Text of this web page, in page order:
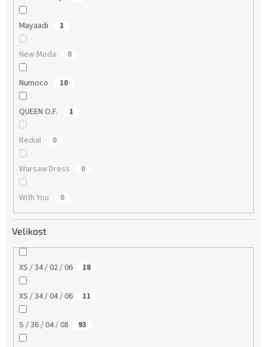
Mayaadi 1
New Moda 0
Numoco 10
QUEEN O.F. 1
Redial 0
Warsaw Dress 0
With You 0
Velikost
XS / 34 / 02 / 06 18
XS / 34 / 04 / 06 11
S / 36 / 04 / 08 93